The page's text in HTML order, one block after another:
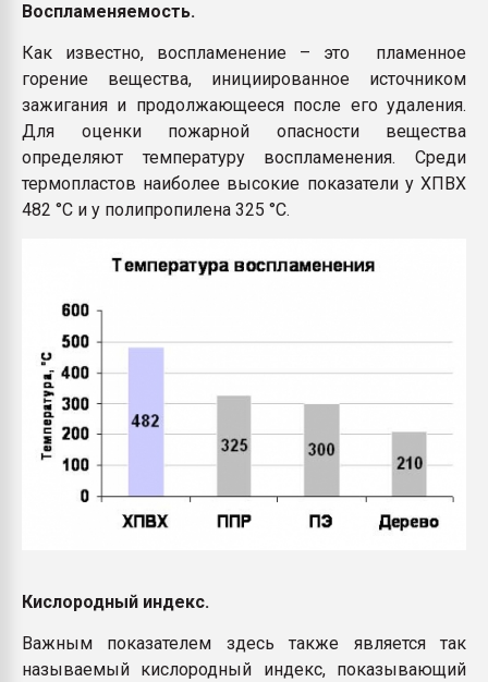
Воспламеняемость.
Как известно, воспламенение – это пламенное
горение вещества, инициированное источником
зажигания и продолжающееся после его удаления.
Для оценки пожарной опасности вещества
определяют температуру воспламенения. Среди
термопластов наиболее высокие показатели у ХПВХ
482 °С и у полипропилена 325 °С.
Кислородный индекс.
Важным показателем здесь также является так
называемый кислородный индекс, показывающий